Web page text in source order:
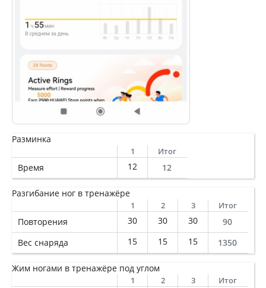
Разминка
1 Итог
Время 12 12
Разгибание ног в тренажёре
1 2 3 Итог
Повторения 30 30 30
90
Вес снаряда
15 15 15 1350
Жим ногами в тренажёре под углом
1 2 3 Итог